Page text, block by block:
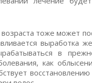
тоже может
выработка
в
как